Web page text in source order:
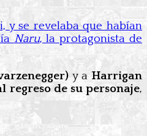
y se revelaba que habían
Naru, la protagonista de
y aHarrigan
de su personaje,